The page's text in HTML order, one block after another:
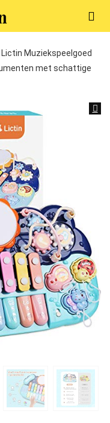
Lictin Muziekspeelgoed
met schattige